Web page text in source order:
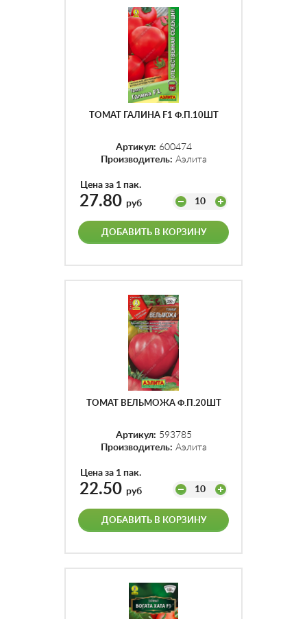
ТОМАТ ГАЛИНА F1 Ф.П.10ШТ
Артикул: 600474
Производитель: Аэлита
Цена за 1 пак.
27.80 руб 10
ДОБАВИТЬ В КОРЗИНУ
ТОМАТ ВЕЛЬМОЖА Ф.П.20ШТ
Артикул: 593785
Производитель: Аэлита
Цена за 1 пак.
22.50 руб 10
ДОБАВИТЬ В КОРЗИНУ